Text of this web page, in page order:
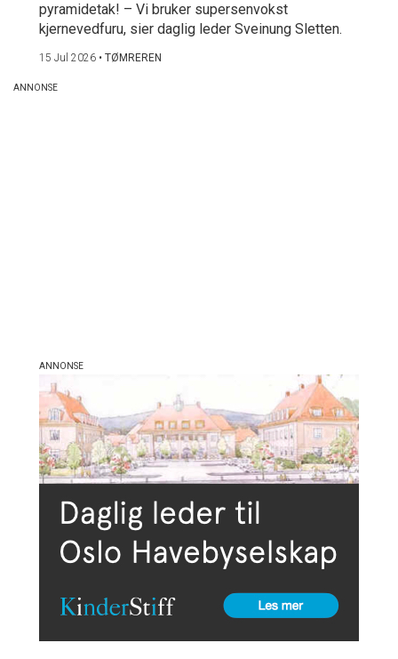
pyramidetak! – Vi bruker supersenvokst
kjernevedfuru, sier daglig leder Sveinung Sletten.
15 Jul 2026 • TØMREREN